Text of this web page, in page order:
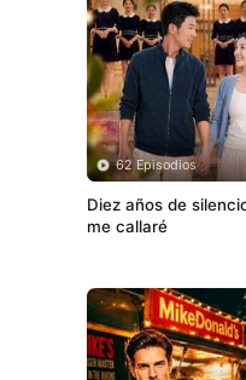
62 Episodios
Diez años de
me callaré